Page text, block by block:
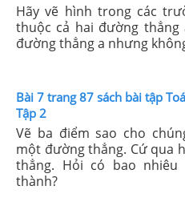
Hãy vẽ hình trong các trường
thuộc cả hai đường thẳng a và b. b)
đường thẳng a nhưng
Bài 7 trang 87 sách bài tập
Tập 2
Vẽ ba điểm sao cho
một đường thẳng. Cứ qua
thẳng. Hỏi có bao
thành?